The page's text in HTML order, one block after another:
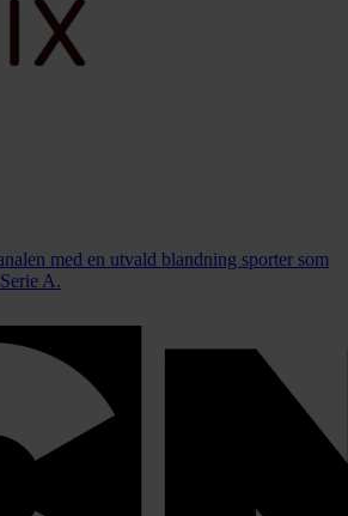
med en utvald blandning sporter som
A.